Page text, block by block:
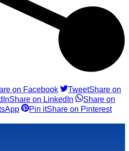
on Facebook TweetShare on
Share on LinkedIn
Share on
Pin itShare on Pinterest